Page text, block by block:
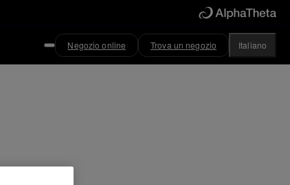
Negozio online Trova un negozio Italiano